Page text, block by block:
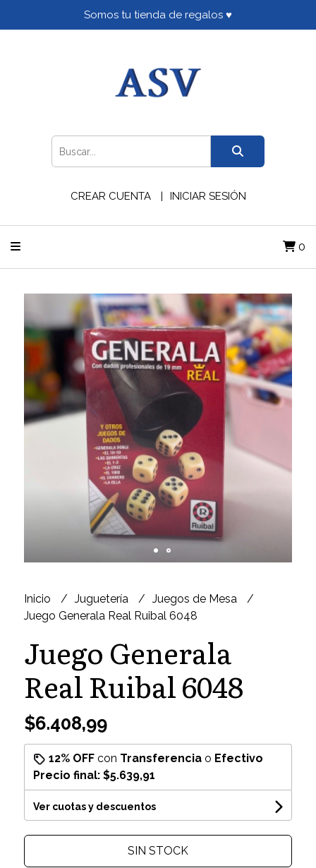
Somos tu tienda de regalos ♥
CREAR CUENTA INICIAR SESIÓN
0
Inicio Juguetería
Juegos de Mesa
Juego Generala Real Ruibal 6048
Juego Generala
Real Ruibal 6048
$6.408,99
12% OFFcon Transferenciao Efectivo
Precio final: $5.639,91
Ver cuotas y descuentos
SIN STOCK